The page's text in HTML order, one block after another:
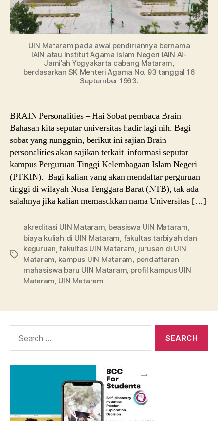
UIN Mataram pada awal pendiriannya bernama
IAIN atau Institut Agama Islam Negeri IAIN Al-
Jami’ah Yogyakarta cabang Mataram,
berdasarkan SK Menteri Agama No. 93 tanggal 16
September 1963.
BRAIN Personalities – Hai Sobat pembaca Brain.
Bahasan kita seputar universitas hadir lagi nih. Bagi
sobat yang nungguin, berikut ini sajian Brain
personalities akan sajikan terkait informasi seputar
kampus Perguruan Tinggi Kelembagaan Islam Negeri
(PTKIN). Bagi kalian yang akan mendaftar perguruan
tinggi di wilayah Nusa Tenggara Barat (NTB), tak ada
salahnya jika kalian memasukkan nama Universitas […]
Tags
akreditasi UIN Mataram, beasiswa UIN Mataram,
biaya kuliah di UIN Mataram, fakultas tarbiyah dan
keguruan,fakultas UIN Mataram, jurusan di UIN
Mataram, kampus UIN Mataram, pendaftaran
mahasiswa baru UIN Mataram, profil kampus UIN
Mataram, UIN Mataram